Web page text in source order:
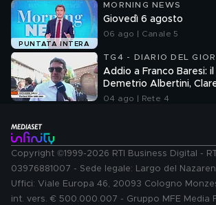
PUNTATA INTERA
MORNING NEWS
Giovedì 6 agosto
06 ago | Canale 5
TG4 - DIARIO DEL
Addio a Franco Baresi:
Demetrio Albertini,
Giovanni Galli
04 ago | Rete 4
Copyright ©1999-2026 RTI Business Digital -
03976881007 - Sede legale: Largo del
Uffici: Viale Europa 46, 20093 Cologno
int. vers. € 500.000.007 - Gruppo MFE Media